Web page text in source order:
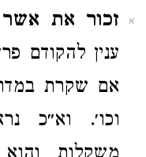
א זכור את
ענין להקודם
אם שקרת
וכו׳. וא״כ